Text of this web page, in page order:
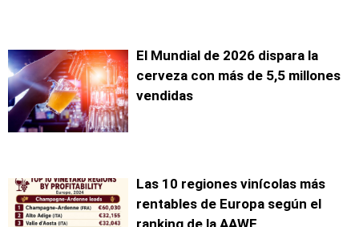
El Mundial de 2026 dispara la
cerveza con más de 5,5 millones
vendidas
Las 10 regiones vinícolas más
rentables de Europa según el